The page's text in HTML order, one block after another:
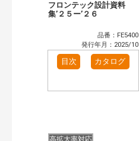
フロンテック設計資料
集’２５ー’２６
品番：FE5400
発行年月：2025/10
目次 カタログ
高拡大率対応